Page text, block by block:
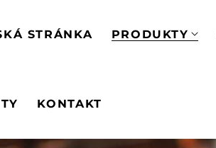
STRÁNKA PRODUKTY
KONTAKT